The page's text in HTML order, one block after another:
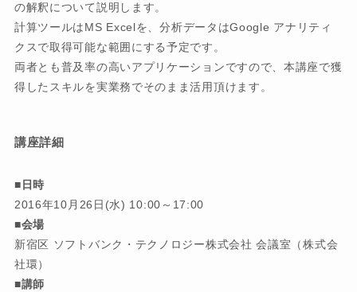
の解釈について説明します。
計算ツールはMS Excelを、分析データはGoogle アナリティ
クスで取得可能な範囲にする予定です。
両者とも普及率の高いアプリケーションですので、本講座で獲
得したスキルを実業務でそのまま活用頂けます。
講座詳細
■日時
2016年10月26日(水) 10:00～17:00
■会場
新宿区 ソフトバンク・テクノロジー株式会社 会議室（株式会
社環）
■講師